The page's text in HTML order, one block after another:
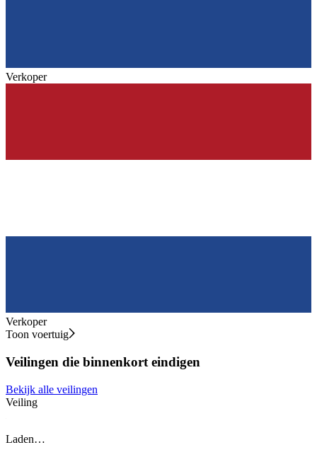
Verkoper
Verkoper
Toon voertuig
Veilingen die binnenkort eindigen
Bekijk alle veilingen
Veiling
Laden…